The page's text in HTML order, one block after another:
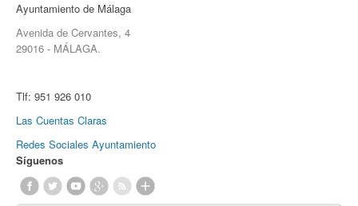
Ayuntamiento de Málaga
Avenida de Cervantes, 4
29016 - MÁLAGA.
Tlf: 951 926 010
Las Cuentas Claras
Redes Sociales Ayuntamiento
Síguenos